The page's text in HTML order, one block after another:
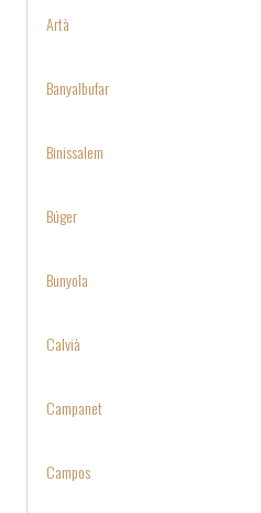
Artà
Banyalbufar
Binissalem
Búger
Bunyola
Calvià
Campanet
Campos